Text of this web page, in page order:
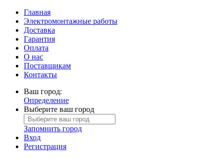
Главная
Электромонтажные работы
Доставка
Гарантия
Оплата
О нас
Поставщикам
Контакты
Ваш город:
Определение
Выберите ваш город
Запомнить город
Вход
Регистрация